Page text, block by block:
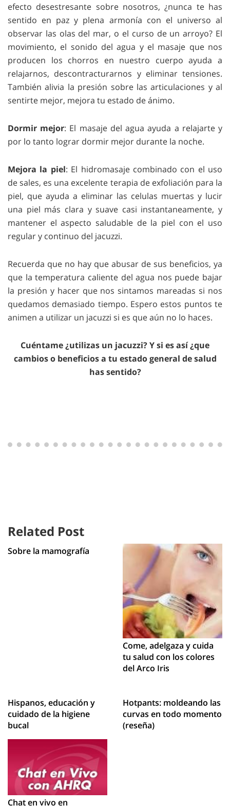
efecto desestresante sobre nosotros, ¿nunca te has
sentido en paz y plena armonía con el universo al
observar las olas del mar, o el curso de un arroyo? El
movimiento, el sonido del agua y el masaje que nos
producen los chorros en nuestro cuerpo ayuda a
relajarnos, descontracturarnos y eliminar tensiones.
También alivia la presión sobre las articulaciones y al
sentirte mejor, mejora tu estado de ánimo.
Dormir mejor: El masaje del agua ayuda a relajarte y
por lo tanto lograr dormir mejor durante la noche.
Mejora la piel: El hidromasaje combinado con el uso
de sales, es una excelente terapia de exfoliación para la
piel, que ayuda a eliminar las celulas muertas y lucir
una piel más clara y suave casi instantaneamente, y
mantener el aspecto saludable de la piel con el uso
regular y continuo del jacuzzi.
Recuerda que no hay que abusar de sus beneficios, ya
que la temperatura caliente del agua nos puede bajar
la presión y hacer que nos sintamos mareadas si nos
quedamos demasiado tiempo. Espero estos puntos te
animen a utilizar un jacuzzi si es que aún no lo haces.
Cuéntame ¿utilizas un jacuzzi? Y si es así ¿que
cambios o beneficios a tu estado general de salud
has sentido?
Related Post
Sobre la mamografía
Come, adelgaza y cuida
tu salud con los colores
del Arco Iris
Hispanos, educación y
cuidado de la higiene
bucal
Hotpants: moldeando las
curvas en todo momento
(reseña)
Chat en vivo en